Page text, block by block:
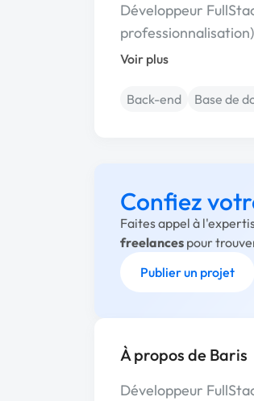
Développeur
Voir plus
Back-end Base de
Confiez
Faites appel à
freelances pour
Publier un projet
À propos de Baris
Développeur